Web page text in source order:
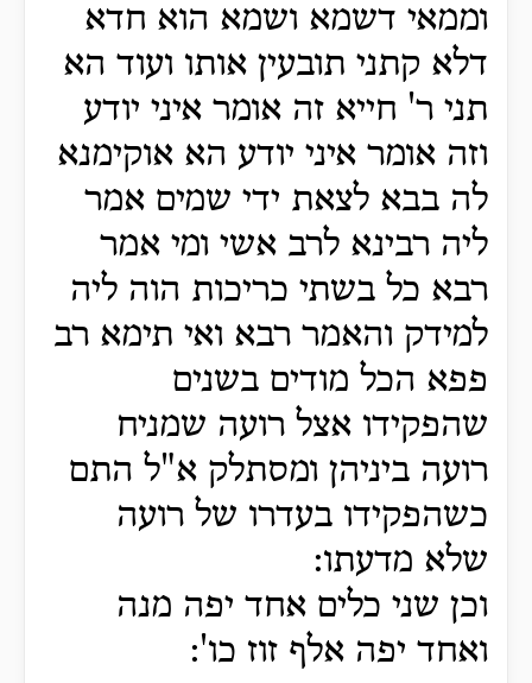
וממאי דשמא ושמא הוא חדא
דלא קתני תובעין אותו ועוד הא
תני ר' חייא זה אומר איני יודע
וזה אומר איני יודע הא אוקימנא
לה בבא לצאת ידי שמים אמר
ליה רבינא לרב אשי ומי אמר
רבא כל בשתי כריכות הוה ליה
למידק והאמר רבא ואי תימא רב
פפא הכל מודים בשנים
שהפקידו אצל רועה שמניח
רועה ביניהן ומסתלק א"ל התם
כשהפקידו בעדרו של רועה
שלא מדעתו:
וכן שני כלים אחד יפה מנה
ואחד יפה אלף זוז כו':